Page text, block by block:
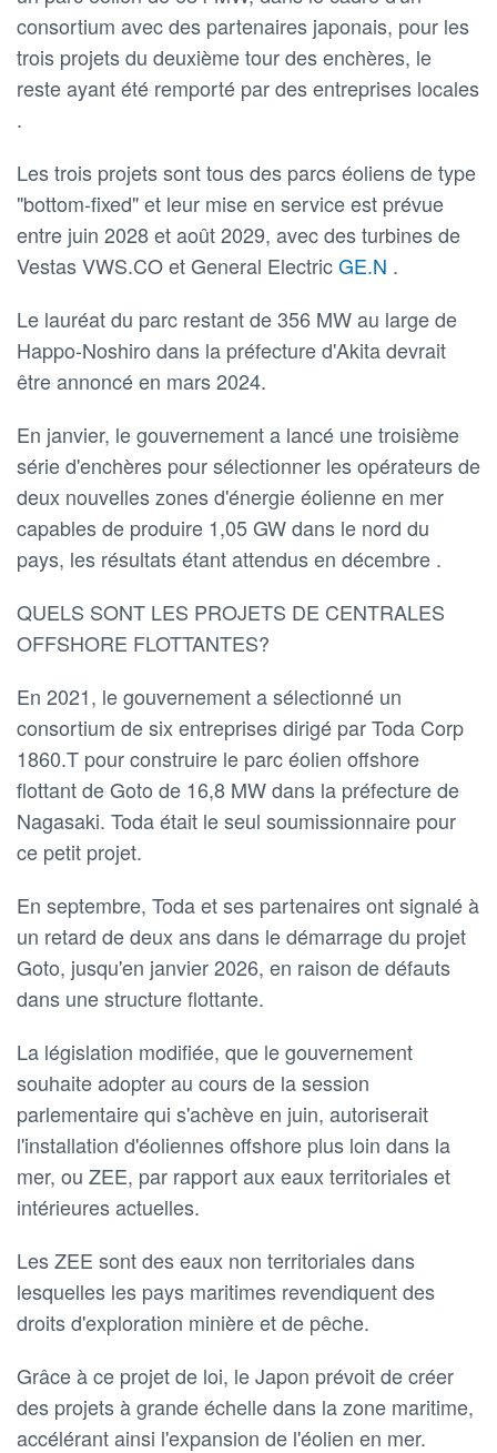
consortium avec des partenaires japonais, pour les
trois projets du deuxième tour des enchères, le
reste ayant été remporté par des entreprises locales
.
Les trois projets sont tous des parcs éoliens de type
"bottom-fixed" et leur mise en service est prévue
entre juin 2028 et août 2029, avec des turbines de
Vestas VWS.CO et General ElectricGE.N .
Le lauréat du parc restant de 356 MW au large de
Happo-Noshiro dans la préfecture d'Akita devrait
être annoncé en mars 2024.
En janvier, le gouvernement a lancé une troisième
série d'enchères pour sélectionner les opérateurs de
deux nouvelles zones d'énergie éolienne en mer
capables de produire 1,05 GW dans le nord du
pays, les résultats étant attendus en décembre .
QUELS SONT LES PROJETS DE CENTRALES
OFFSHORE FLOTTANTES?
En 2021, le gouvernement a sélectionné un
consortium de six entreprises dirigé par Toda Corp
1860.T pour construire le parc éolien offshore
flottant de Goto de 16,8 MW dans la préfecture de
Nagasaki. Toda était le seul soumissionnaire pour
ce petit projet.
En septembre, Toda et ses partenaires ont signalé à
un retard de deux ans dans le démarrage du projet
Goto, jusqu'en janvier 2026, en raison de défauts
dans une structure flottante.
La législation modifiée, que le gouvernement
souhaite adopter au cours de la session
parlementaire qui s'achève en juin, autoriserait
l'installation d'éoliennes offshore plus loin dans la
mer, ou ZEE, par rapport aux eaux territoriales et
intérieures actuelles.
Les ZEE sont des eaux non territoriales dans
lesquelles les pays maritimes revendiquent des
droits d'exploration minière et de pêche.
Grâce à ce projet de loi, le Japon prévoit de créer
des projets à grande échelle dans la zone maritime,
accélérant ainsi l'expansion de l'éolien en mer.